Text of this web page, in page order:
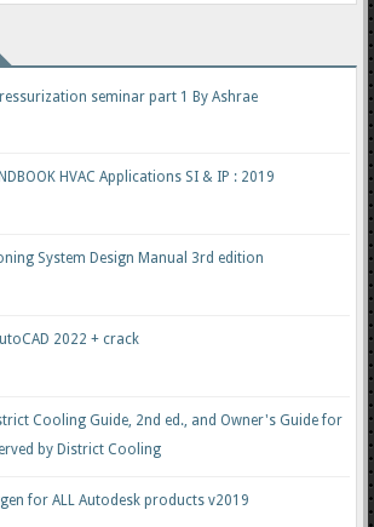
seminar part 1 By Ashrae
HVAC Applications SI & IP : 2019
System Design Manual 3rd edition
2022 + crack
Cooling Guide, 2nd ed., and Owner's Guide for
by District Cooling
for ALL Autodesk products v2019